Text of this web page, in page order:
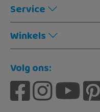
Service
Winkels
Volg ons: